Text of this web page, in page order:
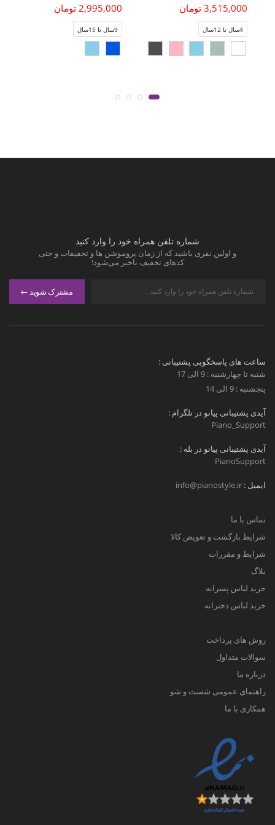
3,515,000 تومان
4سال تا 12سال
2,995,000 تومان
9سال تا 15سال
شماره تلفن همراه خود را وارد کنید
و اولین نفری باشید که از زمان پروموشن ها و تخفیفات و حتی
کدهای تخفیف باخبر می‌شود!
مشترک شوید
ساعت های پاسخگویی پشتیبانی :
شنبه تا چهارشنبه : 9 الی 17
پنجشنبه : 9 الی 14
آیدی پشتیبانی پیانو در تلگرام :
Piano_Support
آیدی پشتیبانی پیانو در بله :
PianoSupport
ایمیل : info@pianostyle.ir
تماس با ما
شرایط بازگشت و تعویض کالا
شرایط و مقررات
بلاگ
خرید لباس پسرانه
خرید لباس دخترانه
روش های پرداخت
سوالات متداول
درباره ما
راهنمای عمومی شست و شو
همکاری با ما